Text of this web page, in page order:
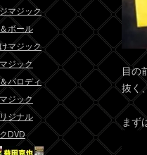
目の
抜く
まず
マジック
ボール
マジック
ジック
パロディ
ジック
ジナル
DVD